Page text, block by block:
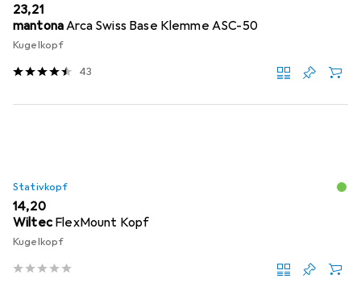
EUR
23,21
mantonaArca Swiss Base Klemme ASC-50
Kugelkopf
43
Stativkopf
EUR
14,20
Wiltec FlexMount Kopf
Kugelkopf